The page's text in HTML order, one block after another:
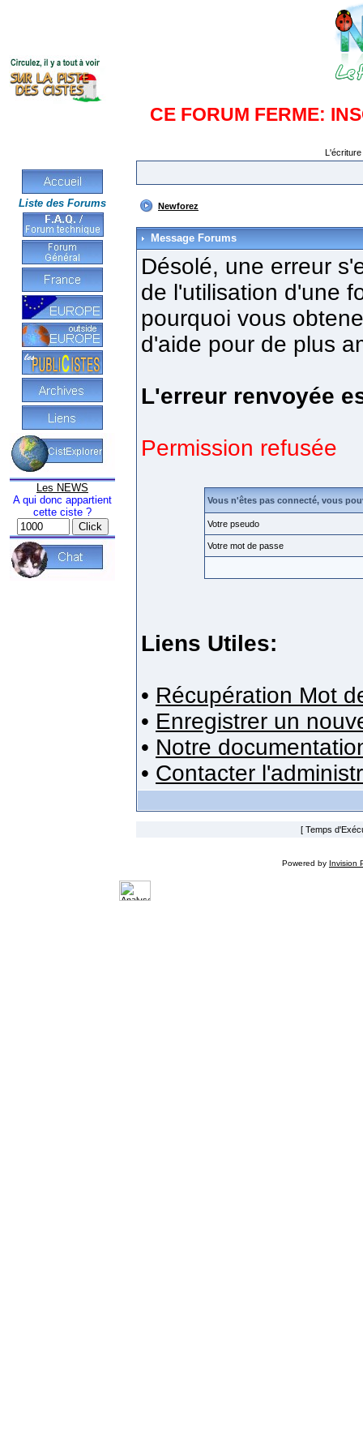
CE FORUM FERME:
Liste des Forums
Les NEWS
A qui donc appartient
cette ciste ?
Newforez
Message Forums
Désolé, une erreur
de l'utilisation d'une
pourquoi vous
d'aide pour de plus
L'erreur renvoyée
Permission refusée
Vous n'êtes pas connecté, vous
Votre pseudo
Votre mot de passe
Liens Utiles:
• Récupération Mot
• Enregistrer un
• Notre
• Contacter
[ Temps
Powered by Invision